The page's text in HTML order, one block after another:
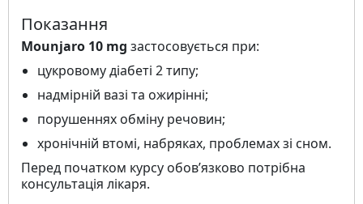
Показання
Mounjaro 10 mg застосовується при:
цукровому діабеті 2 типу;
надмірній вазі та ожирінні;
порушеннях обміну речовин;
хронічній втомі, набряках, проблемах зі сном.
Перед початком курсу обов’язково потрібна
консультація лікаря.